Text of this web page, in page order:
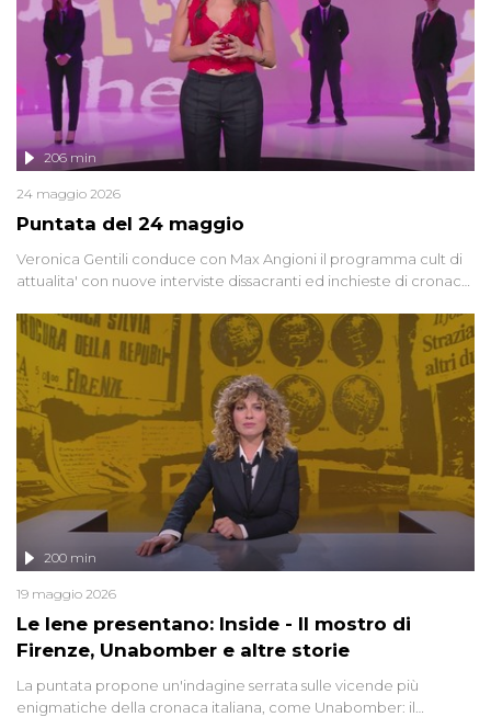
Puntata del 24 maggio
206 min
24 maggio 2026
Veronica Gentili conduce con Max Angioni il programma cult di
attualita' con nuove interviste dissacranti ed inchieste di cronaca
Le Iene presentano: Inside - Il mostro di
Firenze, Unabomber e altre storie
200 min
19 maggio 2026
La puntata propone un'indagine serrata sulle vicende più
enigmatiche della cronaca italiana, come Unabomber: il